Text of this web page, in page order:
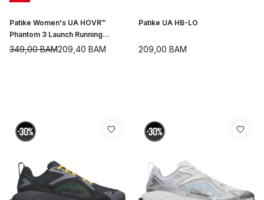
Patike Women's UA HOVR™
Phantom 3 Launch Running
Shoes
209,40 BAM
349,00BAM
Patike UA HB-LO
209,00 BAM